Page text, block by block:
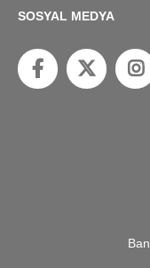
SOSYAL MEDYA